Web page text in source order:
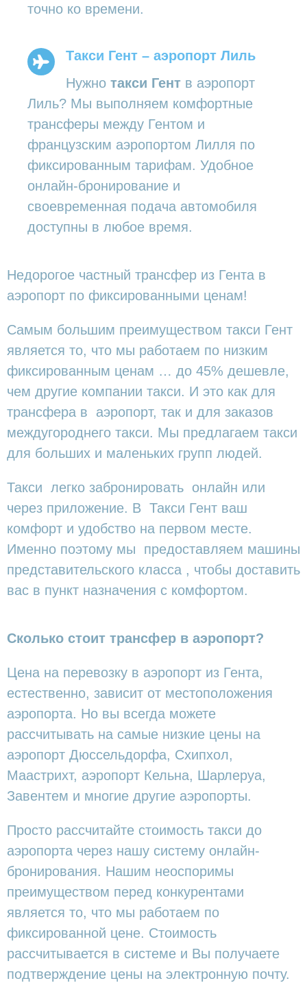
точно ко времени.
Такси Гент – аэропорт Лиль
Нужно такси Гент в аэропорт
Лиль? Мы выполняем комфортные
трансферы между Гентом и
французским аэропортом Лилля по
фиксированным тарифам. Удобное
онлайн-бронирование и
своевременная подача автомобиля
доступны в любое время.
Недорогое частный трансфер из Гента в
аэропорт по фиксированными ценам!
Самым большим преимуществом такси Гент
является то, что мы работаем по низким
фиксированным ценам … до 45% дешевле,
чем другие компании такси. И это как для
трансфера в аэропорт, так и для заказов
междугороднего такси. Мы предлагаем такси
для больших и маленьких групп людей.
Такси легко забронировать онлайн или
через приложение. В Такси Гент ваш
комфорт и удобство на первом месте.
Именно поэтому мы предоставляем машины
представительского класса , чтобы доставить
вас в пункт назначения с комфортом.
Сколько стоит трансфер в аэропорт?
Цена на перевозку в аэропорт из Гента,
естественно, зависит от местоположения
аэропорта. Но вы всегда можете
рассчитывать на самые низкие цены на
аэропорт Дюссельдорфа, Схипхол,
Маастрихт, аэропорт Кельна, Шарлеруа,
Завентем и многие другие аэропорты.
Просто рассчитайте стоимость такси до
аэропорта через нашу систему онлайн-
бронирования. Нашим неоспоримы
преимуществом перед конкурентами
является то, что мы работаем по
фиксированной цене. Стоимость
рассчитывается в системе и Вы получаете
подтверждение цены на электронную почту.